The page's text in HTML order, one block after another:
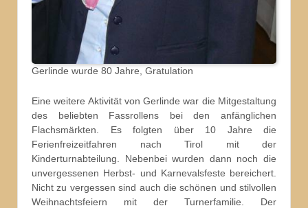
Gerlinde wurde 80 Jahre, Gratulation
Eine weitere Aktivität von Gerlinde war die Mitgestaltung
des beliebten Fassrollens bei den anfänglichen
Flachsmärkten. Es folgten über 10 Jahre die
Ferienfreizeitfahren nach Tirol mit der
Kinderturnabteilung. Nebenbei wurden dann noch die
unvergessenen Herbst- und Karnevalsfeste bereichert.
Nicht zu vergessen sind auch die schönen und stilvollen
Weihnachtsfeiern mit der Turnerfamilie. Der